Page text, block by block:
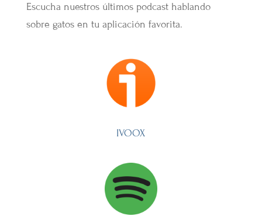
Escucha nuestros últimos podcast hablando
sobre gatos en tu aplicación favorita.
IVOOX